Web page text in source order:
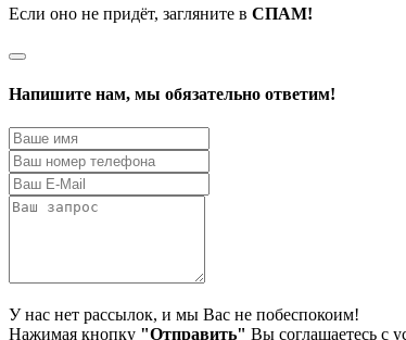
Если оно не придёт, загляните в СПАМ!
Напишите нам, мы обязательно ответим!
У нас нет рассылок, и мы Вас не побеспокоим!
Нажимая кнопку "Отправить" Вы соглашаетесь с